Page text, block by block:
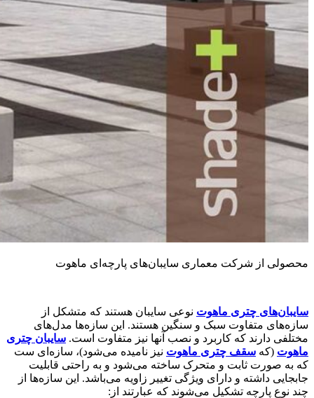
محصولی از شرکت معماری سایبان‌های پارچه‌ای ماهوت
سایبان‌های چتری ماهوت نوعی سایبان هستند که متشکل از
سازه‌های متفاوت سبک و سنگین هستند. این سازه‌ها مدل‌های
مختلفی دارند که کاربرد و نصب آنها نیز متفاوت است. سایبان چتری
ماهوت (که سقف چتری ماهوت نیز نامیده می‌شود)، سازه‌ای ست
که به صورت ثابت و متحرک ساخته می‌شود و به راحتی قابلیت
جابجایی داشته و دارای ویژگی تغییر زاویه می‌باشد. این سازه‌ها از
چند نوع پارچه تشکیل می‌شوند که عبارتند از: